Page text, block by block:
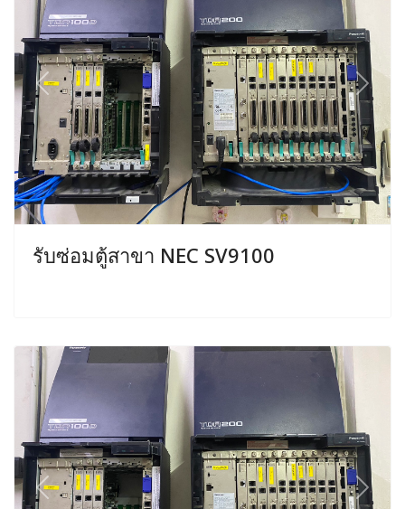
Previous Next
รับซ่อมตู้สาขา NEC SV9100
Previous Next